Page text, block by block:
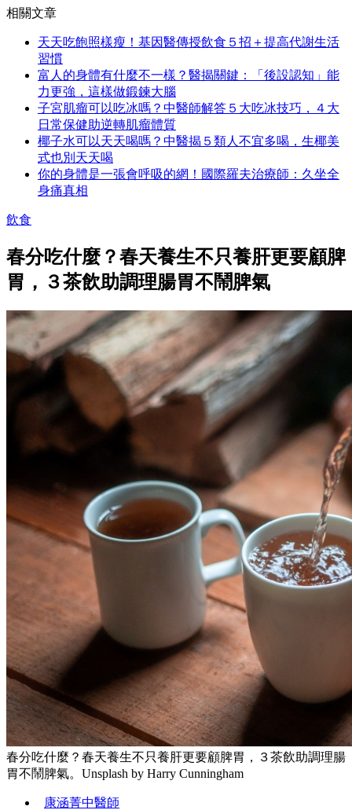
相關文章
天天吃飽照樣瘦！基因醫傳授飲食５招＋提高代謝生活
習慣
富人的身體有什麼不一樣？醫揭關鍵：「後設認知」能
力更強，這樣做鍛鍊大腦
子宮肌瘤可以吃冰嗎？中醫師解答５大吃冰技巧，４大
日常保健助逆轉肌瘤體質
椰子水可以天天喝嗎？中醫揭５類人不宜多喝，生椰美
式也別天天喝
你的身體是一張會呼吸的網！國際羅夫治療師：久坐全
身痛真相
飲食
春分吃什麼？春天養生不只養肝更要顧脾
胃，３茶飲助調理腸胃不鬧脾氣
春分吃什麼？春天養生不只養肝更要顧脾胃，３茶飲助調理腸
胃不鬧脾氣。Unsplash by Harry Cunningham
康涵菁中醫師